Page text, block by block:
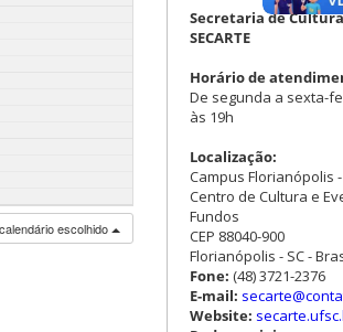
escolhido
Secretaria de
SECARTE
Horário de
De segunda a sexta-
às 19h
Localização:
Campus Florianópolis
Centro de Cultura e
Fundos
CEP 88040-900
Florianópolis - SC -
Fone: (48) 3721-2376
E-mail:
Website: